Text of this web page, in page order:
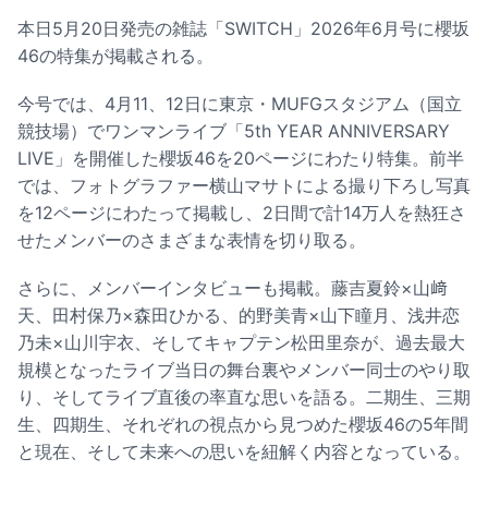
本日5月20日発売の雑誌「SWITCH」2026年6月号に櫻坂
46の特集が掲載される。
今号では、4月11、12日に東京・MUFGスタジアム（国立
競技場）でワンマンライブ「5th YEAR ANNIVERSARY
LIVE」を開催した櫻坂46を20ページにわたり特集。前半
では、フォトグラファー横山マサトによる撮り下ろし写真
を12ページにわたって掲載し、2日間で計14万人を熱狂さ
せたメンバーのさまざまな表情を切り取る。
さらに、メンバーインタビューも掲載。藤吉夏鈴×山﨑
天、田村保乃×森田ひかる、的野美青×山下瞳月、浅井恋
乃未×山川宇衣、そしてキャプテン松田里奈が、過去最大
規模となったライブ当日の舞台裏やメンバー同士のやり取
り、そしてライブ直後の率直な思いを語る。二期生、三期
生、四期生、それぞれの視点から見つめた櫻坂46の5年間
と現在、そして未来への思いを紐解く内容となっている。